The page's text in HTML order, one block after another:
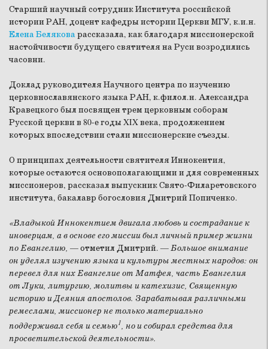
Старший научный сотрудник Института российской
истории РАН, доцент кафедры истории Церкви МГУ, к.и.н.
Елена Беляковарассказала, как благодаря миссионерской
настойчивости будущего святителя на Руси возродились
часовни.
Доклад руководителя Научного центра по изучению
церковнославянского языка РАН, к.филол.н. Александра
Кравецкого был посвящен трем церковным соборам
Русской церкви в 80-е годы XIX века, продолжением
которых впоследствии стали миссионерские съезды.
О принципах деятельности святителя Иннокентия,
которые остаются основополагающими и для современных
миссионеров, рассказал выпускник Свято-Филаретовского
института, бакалавр богословия Дмитрий Попиченко.
«Владыкой Иннокентием двигала любовь и сострадание к
иноверцам, а в основе его миссии был личный пример жизни
по Евангелию, — отметил Дмитрий. —Большое внимание
он уделял изучению языка и культуры местных народов: он
перевел для них Евангелие от Матфея, часть Евангелия
от Луки, литургию, молитвы и катехизис, Священную
историю и Деяния апостолов. Зарабатывая различными
ремеслами, миссионер не только материально
поддерживал себя и семью1, но и собирал средства для
просветительской деятельности».